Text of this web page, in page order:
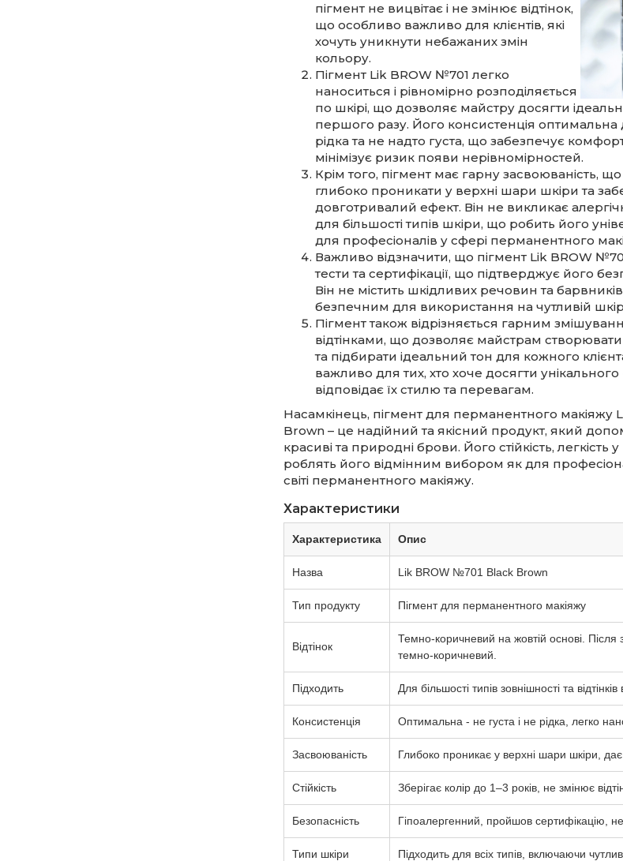
пігмент не вицвітає і не змінює відтінок,
що особливо важливо для клієнтів, які
хочуть уникнути небажаних змін
кольору.
Пігмент Lik BROW №701 легко
наноситься і рівномірно розподіляється
по шкірі, що дозволяє майстру досягти
першого разу. Його консистенція оптимальна
рідка та не надто густа, що забезпечує
мінімізує ризик появи нерівномірностей.
Крім того, пігмент має гарну засвоюваність,
глибоко проникати у верхні шари шкіри та
довготривалий ефект. Він не викликає
для більшості типів шкіри, що робить його
для професіоналів у сфері перманентного
Важливо відзначити, що пігмент Lik BROW
тести та сертифікації, що підтверджує його
Він не містить шкідливих речовин та
безпечним для використання на чутливій
Пігмент також відрізняється гарним
відтінками, що дозволяє майстрам створювати
та підбирати ідеальний тон для кожного
важливо для тих, хто хоче досягти унікального
відповідає їх стилю та перевагам.
Насамкінець, пігмент для перманентного макіяжу
Brown – це надійний та якісний продукт, який
красиві та природні брови. Його стійкість, легкість
роблять його відмінним вибором як для
світі перманентного макіяжу.
Характеристики
Характеристика Опис
Назва Lik BROW №701 Black Brown
Тип продукту Пігмент для перманентного макіяжу
Відтінок
Темно-коричневий на жовтій основі. Після
темно-коричневий.
Підходить Для більшості типів зовнішності та
Консистенція Оптимальна - не густа і не рідка, легко
Засвоюваність Глибоко проникає у верхні шари шкіри, дає
Стійкість Зберігає колір до 1–3 років, не змінює
Безопасність Гіпоалергенний, пройшов сертифікацію,
Типи шкіри Підходить для всіх типів, включаючи